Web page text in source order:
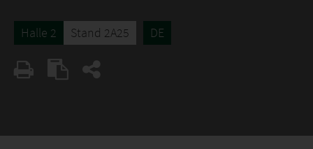
Halle 2 Stand 2A25 DE